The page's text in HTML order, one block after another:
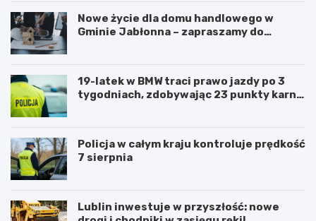
Nowe życie dla domu handlowego w
Gminie Jabłonna – zapraszamy do
19-latek w BMW traci prawo jazdy po 3
tygodniach, zdobywając 23 punkty karne
Policja w całym kraju kontroluje prędkość
7 sierpnia
Lublin inwestuje w przyszłość: nowe